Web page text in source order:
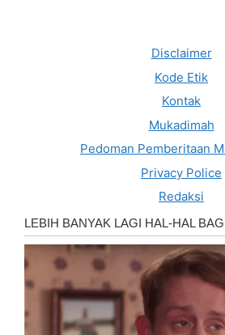
Disclaimer
Kode Etik
Kontak
Mukadimah
Pedoman Pemberitaan
Privacy Police
Redaksi